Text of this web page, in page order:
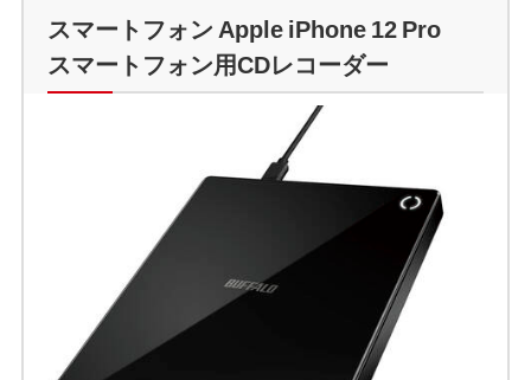
スマートフォン Apple iPhone 12 Pro
スマートフォン用CDレコーダー